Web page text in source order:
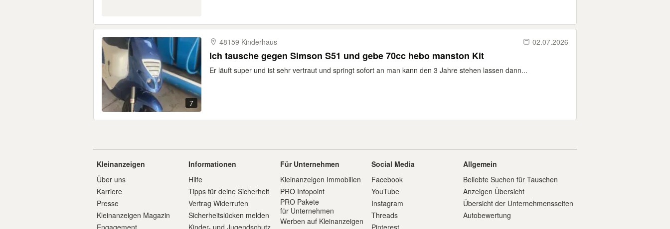
7
48159 Kinderhaus 02.07.2026
Ich tausche gegen Simson S51 und gebe 70cc hebo manston Kit
Er läuft super und ist sehr vertraut und springt sofort an man kann den 3 Jahre stehen lassen dann...
Kleinanzeigen
Über uns
Karriere
Presse
Kleinanzeigen Magazin
Engagement
Informationen
Hilfe
Tipps für deine Sicherheit
Vertrag Widerrufen
Sicherheitslücken melden
Kinder- und Jugendschutz
Für Unternehmen
Kleinanzeigen Immobilien
PRO Infopoint
PRO Pakete
für Unternehmen
Werben auf Kleinanzeigen
Social Media
Facebook
YouTube
Instagram
Threads
Pinterest
Allgemein
Beliebte Suchen für Tauschen
Anzeigen Übersicht
Übersicht der Unternehmensseiten
Autobewertung